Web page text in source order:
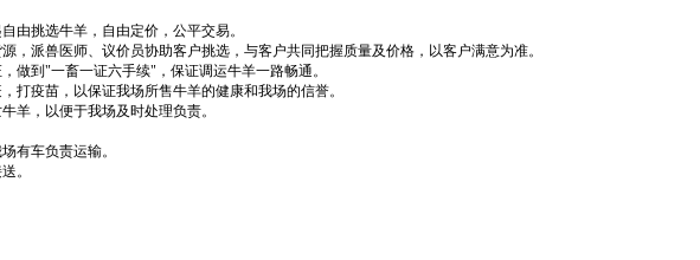
由挑选牛羊，自由定价，公平交易。
，派兽医师、议价员协助客户挑选，与客户共同把握质量及价格，以客户满意为准。
做到"一畜一证六手续"，保证调运牛羊一路畅通。
打疫苗，以保证我场所售牛羊的健康和我场的信誉。
羊，以便于我场及时处理负责。
有车负责运输。
。